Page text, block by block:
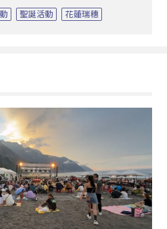
聖誕活動 花蓮瑞穗